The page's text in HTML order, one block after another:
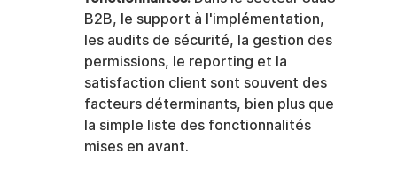
B2B, le support à l'implémentation,
les audits de sécurité, la gestion des
permissions, le reporting et la
satisfaction client sont souvent des
facteurs déterminants, bien plus que
la simple liste des fonctionnalités
mises en avant.